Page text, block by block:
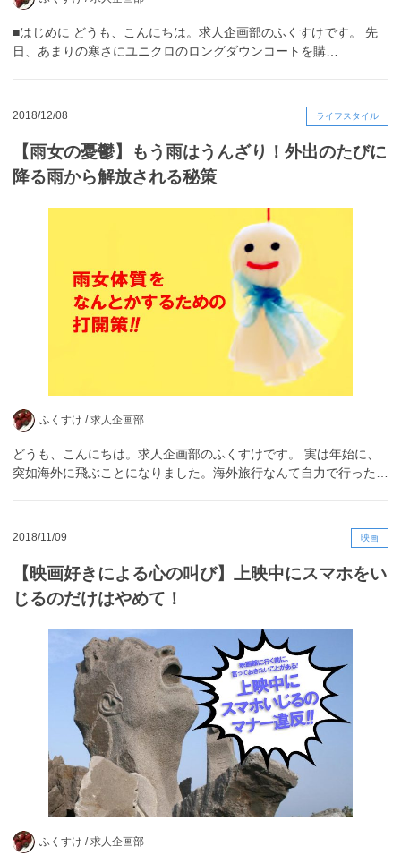
■はじめに どうも、こんにちは。求人企画部のふくすけです。 先
日、あまりの寒さにユニクロのロングダウンコートを購…
2018/12/08 ライフスタイル
【雨女の憂鬱】もう雨はうんざり！外出のたびに
降る雨から解放される秘策
ふくすけ /求人企画部
どうも、こんにちは。求人企画部のふくすけです。 実は年始に、
突如海外に飛ぶことになりました。海外旅行なんて自力で行った…
2018/11/09 映画
【映画好きによる心の叫び】上映中にスマホをい
じるのだけはやめて！
ふくすけ /求人企画部